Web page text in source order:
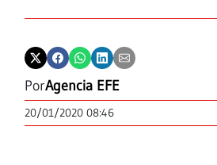
PorAgencia EFE
20/01/2020 08:46